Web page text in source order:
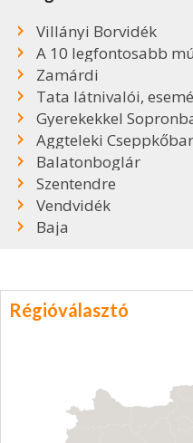
Villányi Borvidék
A 10 legfontosabb
Zamárdi
Tata látnivalói,
Gyerekekkel
Aggteleki
Balatonboglár
Szentendre
Vendvidék
Baja
Régióválasztó